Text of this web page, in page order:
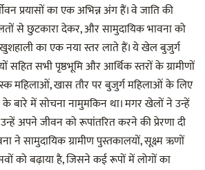
प्रयासों का एक अभिन्न अंग हैं। वे जाति की
से छुटकारा देकर, और सामुदायिक भावना को
का एक नया स्तर लाते हैं। ये खेल बुजुर्ग
सहित सभी पृष्ठभूमि और आर्थिक स्तरों के ग्रामीणों
महिलाओं, खास तौर पर बुजुर्ग महिलाओं के लिए
में सोचना नामुमकिन था। मगर खेलों ने उन्हें
अपने जीवन को रूपांतरित करने की प्रेरणा दी
ने सामुदायिक ग्रामीण पुस्तकालयों, सूक्ष्म ऋणों
को बढ़ाया है, जिसने कई रूपों में लोगों का